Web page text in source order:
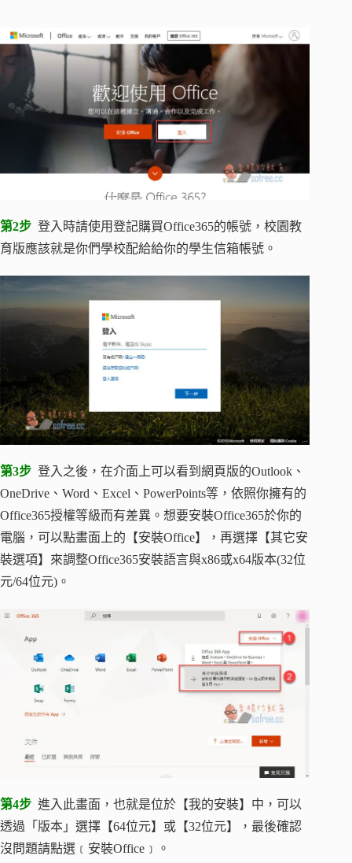
第2步 登入時請使用登記購買Office365的帳號，校園教
育版應該就是你們學校配給給你的學生信箱帳號。
第3步 登入之後，在介面上可以看到網頁版的Outlook、
OneDrive、Word、Excel、PowerPoints等，依照你擁有的
Office365授權等級而有差異。想要安裝Office365於你的
電腦，可以點畫面上的【安裝Office】，再選擇【其它安
裝選項】來調整Office365安裝語言與x86或x64版本(32位
元/64位元)。
第4步 進入此畫面，也就是位於【我的安裝】中，可以
透過「版本」選擇【64位元】或【32位元】，最後確認
沒問題請點選﹝安裝Office﹞。